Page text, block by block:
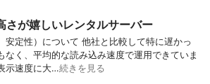
さが嬉しいレンタルサーバー
安定性）について 他社と比較して特に遅かっ
なく、平均的な読み込み速度で運用できていま
示速度に大…続きを見る